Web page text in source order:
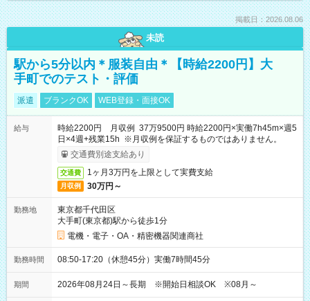
掲載日：2026.08.06
未読
駅から5分以内＊服装自由＊【時給2200円】大
手町でのテスト・評価
派遣 ブランクOK WEB登録・面接OK
給与
時給2200円 月収例 37万9500円 時給2200円×実働7h45m×週5
日×4週+残業15h ※月収例を保証するものではありません。
交通費別途支給あり
交通費 1ヶ月3万円を上限として実費支給
月収例 30万円～
勤務地
東京都千代田区
大手町(東京都)駅から徒歩1分
電機・電子・OA・精密機器関連商社
勤務時間 08:50-17:20（休憩45分）実働7時間45分
期間 2026年08月24日～長期 ※開始日相談OK ※08月～